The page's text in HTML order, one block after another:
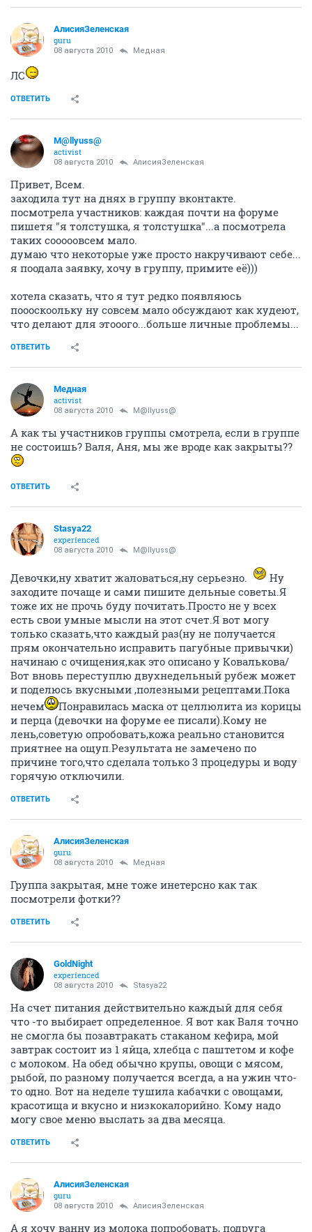
АлисияЗеленская
guru
08 августа 2010 Медная
ЛС
ОТВЕТИТЬ
M@llyuss@
activist
08 августа 2010 АлисияЗеленская
Привет, Всем.
заходила тут на днях в группу вконтакте.
посмотрела участников: каждая почти на форуме
пишетя "я толстушка, я толстушка"...а посмотрела
таких сооооовсем мало.
думаю что некоторые уже просто накручивают себе...
я поодала заявку, хочу в группу, примите её)))
хотела сказать, что я тут редко появляюсь
поооскоольку ну совсем мало обсуждают как худеют,
что делают для этооого...больше личные проблемы...
ОТВЕТИТЬ
Медная
activist
08 августа 2010 M@llyuss@
А как ты участников группы смотрела, если в группе
не состоишь? Валя, Аня, мы же вроде как закрыты??
ОТВЕТИТЬ
Stasya22
experienced
08 августа 2010 M@llyuss@
Девочки,ну хватит жаловаться,ну серьезно.
Ну
заходите почаще и сами пишите дельные советы.Я
тоже их не прочь буду почитать.Просто не у всех
есть свои умные мысли на этот счет.Я вот могу
только сказать,что каждый раз(ну не получается
прям окончательно исправить пагубные привычки)
начинаю с очищения,как это описано у Ковалькова/
Вот вновь переступлю двухнедельный рубеж может
и поделюсь вкусными ,полезными рецептами.Пока
нечем
Понравилась маска от целлюлита из корицы
и перца (девочки на форуме ее писали).Кому не
лень,советую опробовать,кожа реально становится
приятнее на ощуп.Результата не замечено по
причине того,что сделала только 3 процедуры и воду
горячую отключили.
ОТВЕТИТЬ
АлисияЗеленская
guru
08 августа 2010 Медная
Группа закрытая, мне тоже инетерсно как так
посмотрели фотки??
ОТВЕТИТЬ
GoldNight
experienced
08 августа 2010 Stasya22
На счет питания действительно каждый для себя
что -то выбирает определенное. Я вот как Валя точно
не смогла бы позавтракать стаканом кефира, мой
завтрак состоит из 1 яйца, хлебца с паштетом и кофе
с молоком. На обед обычно крупы, овощи с мясом,
рыбой, по разному получается всегда, а на ужин что-
то одно. Вот на неделе тушила кабачки с овощами,
красотища и вкусно и низкокалорийно. Кому надо
могу свое меню выслать за два месяца.
ОТВЕТИТЬ
АлисияЗеленская
guru
08 августа 2010 АлисияЗеленская
А я хочу ванну из молока попробовать, подруга